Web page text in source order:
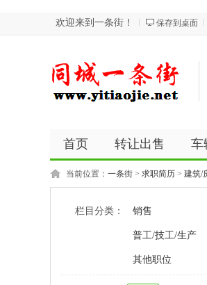
欢迎来到一条街！ 保存到桌面
首页 转让出售 车
当前位置： 一条街 > 求职简历 > 建筑/
栏目分类： 销售
普工/技工/生产
其他职位